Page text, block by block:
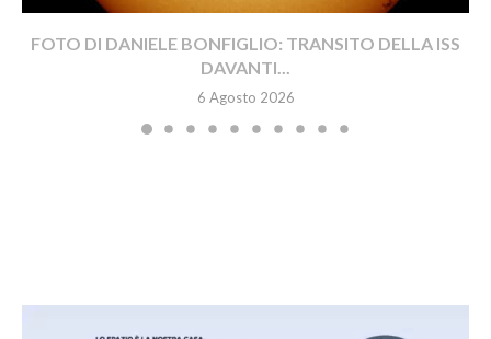
FOTO DI DANIELE BONFIGLIO: TRANSITO DELLA ISS
DAVANTI...
6 Agosto 2026